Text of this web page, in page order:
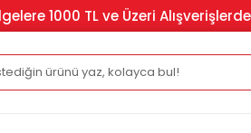
1000 TL ve Üzeri